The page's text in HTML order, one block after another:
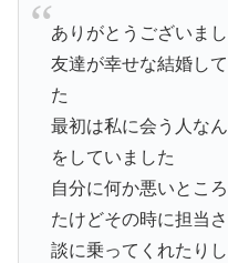
ありがとうございま
友達が幸せな結婚し
た
最初は私に会う人な
をしていました
自分に何か悪いとこ
たけどその時に担当
談に乗ってくれたり